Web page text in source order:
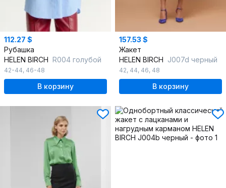
112.27 $
Рубашка
HELEN BIRCH R004 голубой
42-44, 46-48
В корзину
157.53 $
Жакет
HELEN BIRCH J007d черный
42, 44, 46, 48
В корзину